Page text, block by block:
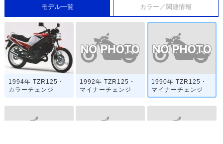
モデル一覧 カラー／関連情報
1994年 TZR125・
カラーチェンジ
1992年 TZR125・
マイナーチェンジ
1990年 TZR125・
マイナーチェンジ